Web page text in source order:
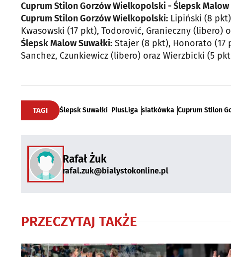
Cuprum Stilon Gorzów Wielkopolski - Ślepsk Malow
Cuprum Stilon Gorzów Wielkopolski: Lipiński (8
Kwasowski (17 pkt), Todorović, Granieczny (libero)
Ślepsk Malow Suwałki: Stajer (8 pkt), Honorato (17
Sanchez, Czunkiewicz (libero) oraz Wierzbicki (5
TAGI Ślepsk Suwałki PlusLiga siatkówka Cuprum Stilon
Rafał Żuk
rafal.zuk@bialystokonline.pl
PRZECZYTAJ TAKŻE